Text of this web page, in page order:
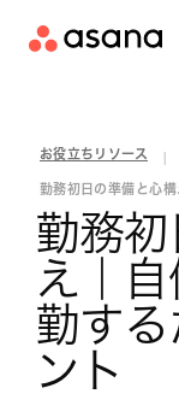
セ
お役立ちリソース
勤務初日の準備と心
勤務
え｜
勤す
ント